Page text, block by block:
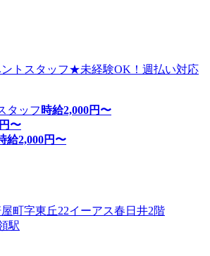
ントスタッフ★未経験OK！週払い対応
タッフ 時給2,000円〜
円〜
給2,000円〜
町字東丘22イーアス春日井2階
駅